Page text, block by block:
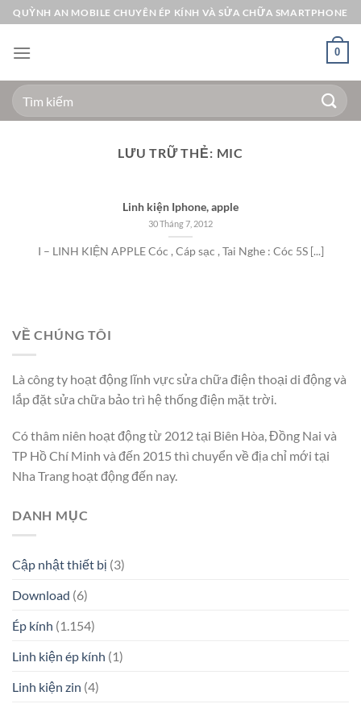
Bỏ
qua
nội
QUỲNH AN MOBILE CHUYÊN ÉP KÍNH VÀ SỬA CHỮA SMARTPHONE
0
Tìm
kiếm:
LƯU TRỮ THẺ: MIC
Linh kiện Iphone, apple
30 Tháng 7, 2012
I – LINH KIỆN APPLE Cóc , Cáp sạc , Tai Nghe : Cóc 5S [...]
VỀ CHÚNG TÔI
Là công ty hoạt động lĩnh vực sửa chữa điện thoại di động và
lắp đặt sửa chữa bảo trì hệ thống điện mặt trời.
Có thâm niên hoạt động từ 2012 tại Biên Hòa, Đồng Nai và
TP Hồ Chí Minh và đến 2015 thì chuyển về địa chỉ mới tại
Nha Trang hoạt động đến nay.
DANH MỤC
Cập nhật thiết bị (3)
Download (6)
Ép kính (1.154)
Linh kiện ép kính (1)
Linh kiện zin (4)